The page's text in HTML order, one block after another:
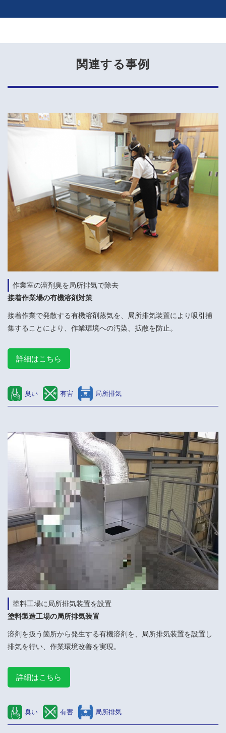
関連する事例
作業室の溶剤臭を局所排気で除去
接着作業場の有機溶剤対策
接着作業で発散する有機溶剤蒸気を、局所排気装置により吸引捕
集することにより、作業環境への汚染、拡散を防止。
詳細はこちら
臭い 有害 局所排気
塗料工場に局所排気装置を設置
塗料製造工場の局所排気装置
溶剤を扱う箇所から発生する有機溶剤を、局所排気装置を設置し
排気を行い、作業環境改善を実現。
詳細はこちら
臭い 有害 局所排気